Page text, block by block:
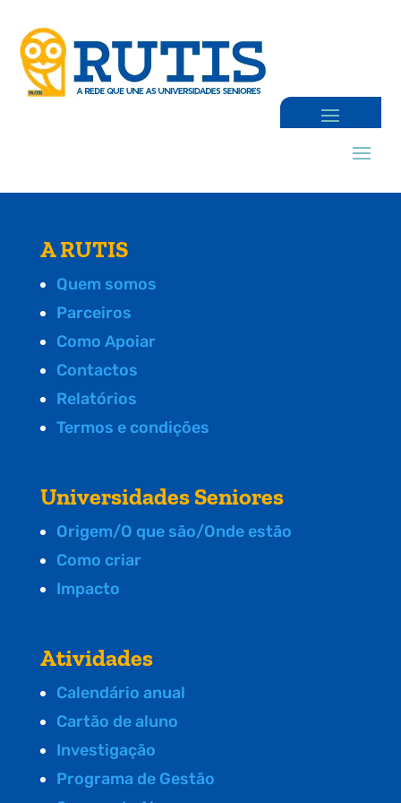
A RUTIS
Quem somos
Parceiros
Como Apoiar
Contactos
Relatórios
Termos e condições
Universidades Seniores
Origem/O que são/Onde estão
Como criar
Impacto
Atividades
Calendário anual
Cartão de aluno
Investigação
Programa de Gestão